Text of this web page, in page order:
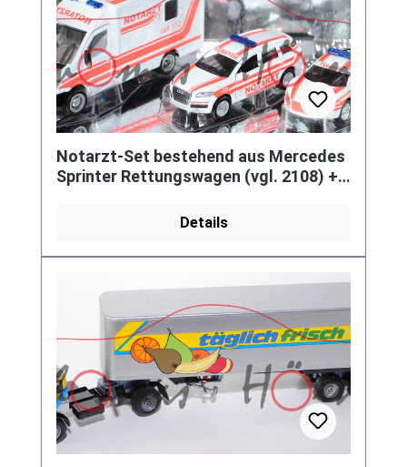
Notarzt-Set bestehend aus Mercedes
Sprinter Rettungswagen (vgl. 2108) +
Details